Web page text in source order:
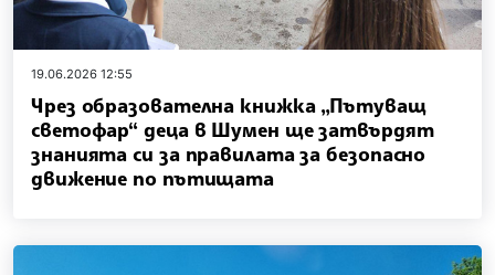
19.06.2026 12:55
Чрез образователна книжка „Пътуващ
светофар“ деца в Шумен ще затвърдят
знанията си за правилата за безопасно
движение по пътищата